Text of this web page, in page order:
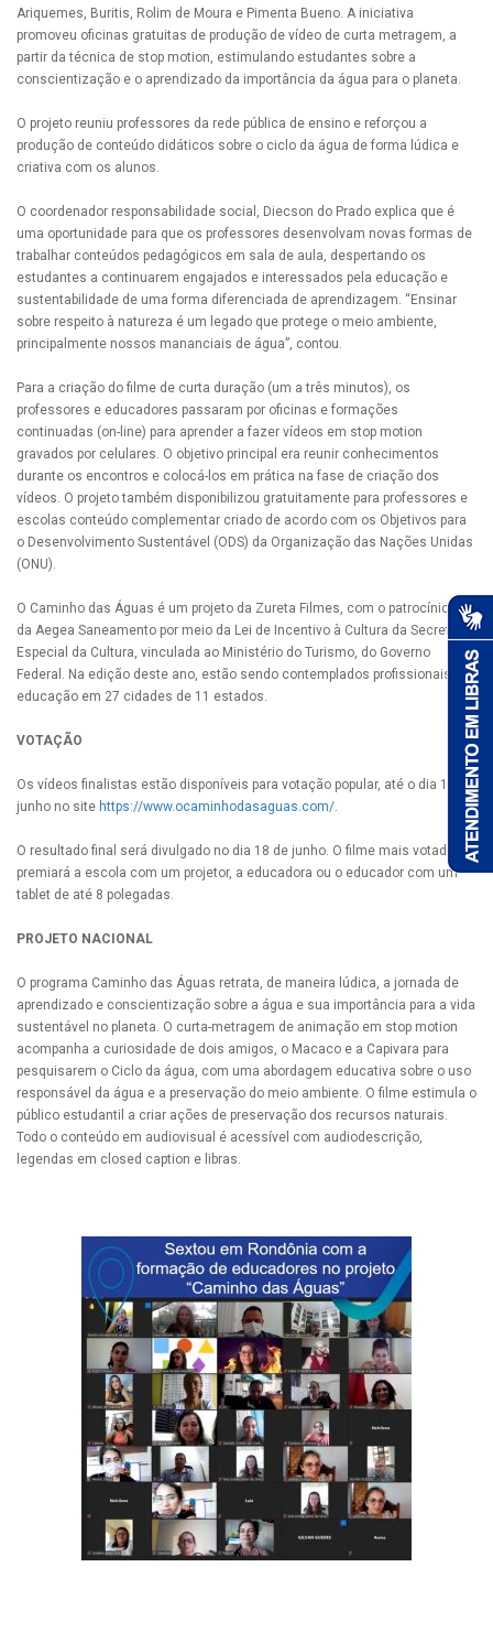
Ariquemes, Buritis, Rolim de Moura e Pimenta Bueno. A iniciativa
promoveu oficinas gratuitas de produção de vídeo de curta metragem, a
partir da técnica de stop motion, estimulando estudantes sobre a
conscientização e o aprendizado da importância da água para o planeta.
O projeto reuniu professores da rede pública de ensino e reforçou a
produção de conteúdo didáticos sobre o ciclo da água de forma lúdica e
criativa com os alunos.
O coordenador responsabilidade social, Diecson do Prado explica que é
uma oportunidade para que os professores desenvolvam novas formas de
trabalhar conteúdos pedagógicos em sala de aula, despertando os
estudantes a continuarem engajados e interessados pela educação e
sustentabilidade de uma forma diferenciada de aprendizagem. “Ensinar
sobre respeito à natureza é um legado que protege o meio ambiente,
principalmente nossos mananciais de água”, contou.
Para a criação do filme de curta duração (um a três minutos), os
professores e educadores passaram por oficinas e formações
continuadas (on-line) para aprender a fazer vídeos em stop motion
gravados por celulares. O objetivo principal era reunir conhecimentos
durante os encontros e colocá-los em prática na fase de criação dos
vídeos. O projeto também disponibilizou gratuitamente para professores e
escolas conteúdo complementar criado de acordo com os Objetivos para
o Desenvolvimento Sustentável (ODS) da Organização das Nações Unidas
(ONU).
O Caminho das Águas é um projeto da Zureta Filmes, com o patrocínio
da Aegea Saneamento por meio da Lei de Incentivo à Cultura da Secretaria
Especial da Cultura, vinculada ao Ministério do Turismo, do Governo
Federal. Na edição deste ano, estão sendo contemplados profissionais da
educação em 27 cidades de 11 estados.
VOTAÇÃO
Os vídeos finalistas estão disponíveis para votação popular, até o dia 16 de
junho no site https://www.ocaminhodasaguas.com/
O resultado final será divulgado no dia 18 de junho. O filme mais votado
premiará a escola com um projetor, a educadora ou o educador com um
tablet de até 8 polegadas.
PROJETO NACIONAL
O programa Caminho das Águas retrata, de maneira lúdica, a jornada de
aprendizado e conscientização sobre a água e sua importância para a vida
sustentável no planeta. O curta-metragem de animação em stop motion
acompanha a curiosidade de dois amigos, o Macaco e a Capivara para
pesquisarem o Ciclo da água, com uma abordagem educativa sobre o uso
responsável da água e a preservação do meio ambiente. O filme estimula o
público estudantil a criar ações de preservação dos recursos naturais.
Todo o conteúdo em audiovisual é acessível com audiodescrição,
legendas em closed caption e libras.